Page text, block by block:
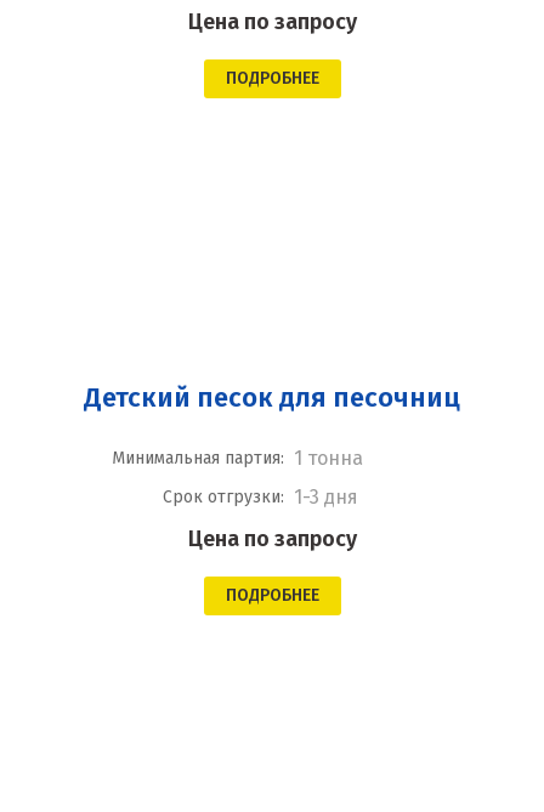
Цена по запросу
ПОДРОБНЕЕ
Детский песок для песочниц
Минимальная партия: 1 тонна
Срок отгрузки: 1-3 дня
Цена по запросу
ПОДРОБНЕЕ